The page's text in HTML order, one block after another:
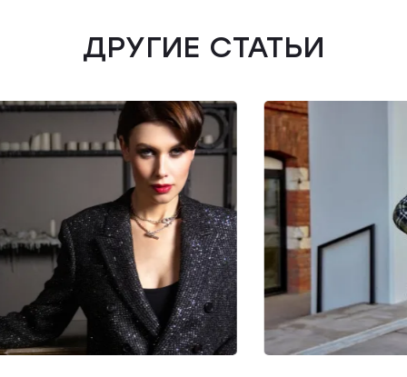
ДРУГИЕ СТАТЬИ